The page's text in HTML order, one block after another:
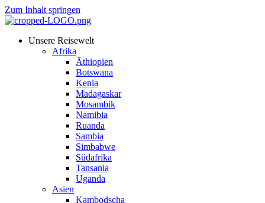
Zum Inhalt springen
Unsere Reisewelt
Afrika
Äthiopien
Botswana
Kenia
Madagaskar
Mosambik
Namibia
Ruanda
Sambia
Simbabwe
Südafrika
Tansania
Uganda
Asien
Kambodscha